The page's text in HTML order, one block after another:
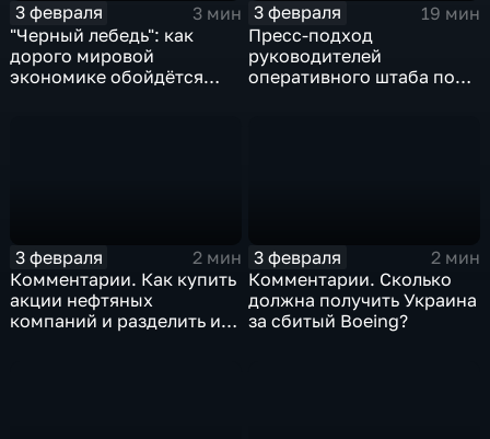
3 февраля
3 мин
"Черный лебедь": как
дорого мировой
экономике обойдётся
3 февраля
19 мин
Пресс-подход
руководителей
оперативного штаба по
3 февраля
2 мин
Комментарии. Как купить
акции нефтяных
компаний и разделить их
3 февраля
2 мин
Комментарии. Сколько
должна получить Украина
за сбитый Boeing?